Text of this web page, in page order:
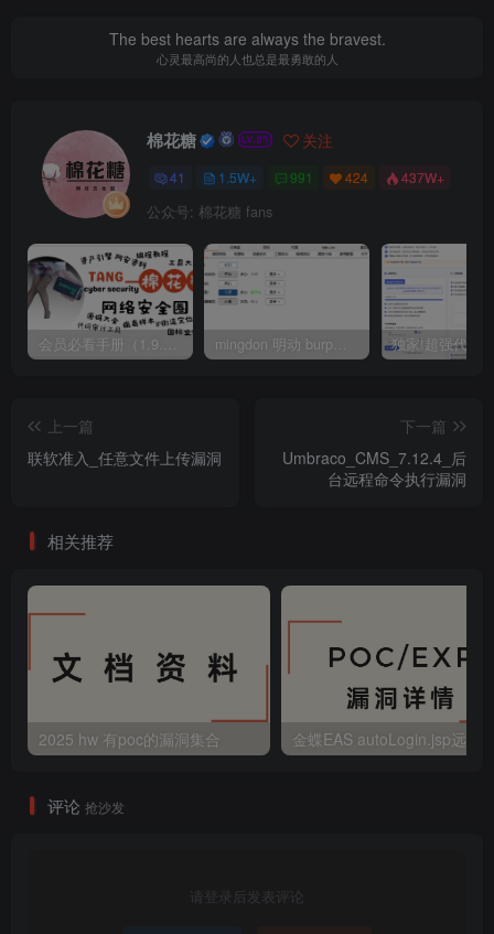
The best hearts are always the bravest.
心灵最高尚的人也总是最勇敢的人
棉花糖 关注
41 1.5W+ 991 424 437W+
公众号: 棉花糖 fans
会员必看手册（1.9.0版本 26.4.5更新） mingdon 明动 burp插件0.2.6版本 本地时间校验去除版
上一篇
联软准入_任意文件上传漏洞
下一篇
Umbraco_CMS_7.12.4_后
台远程命令执行漏洞
相关推荐
2025 hw 有poc的漏洞集合
评论 抢沙发
请登录后发表评论